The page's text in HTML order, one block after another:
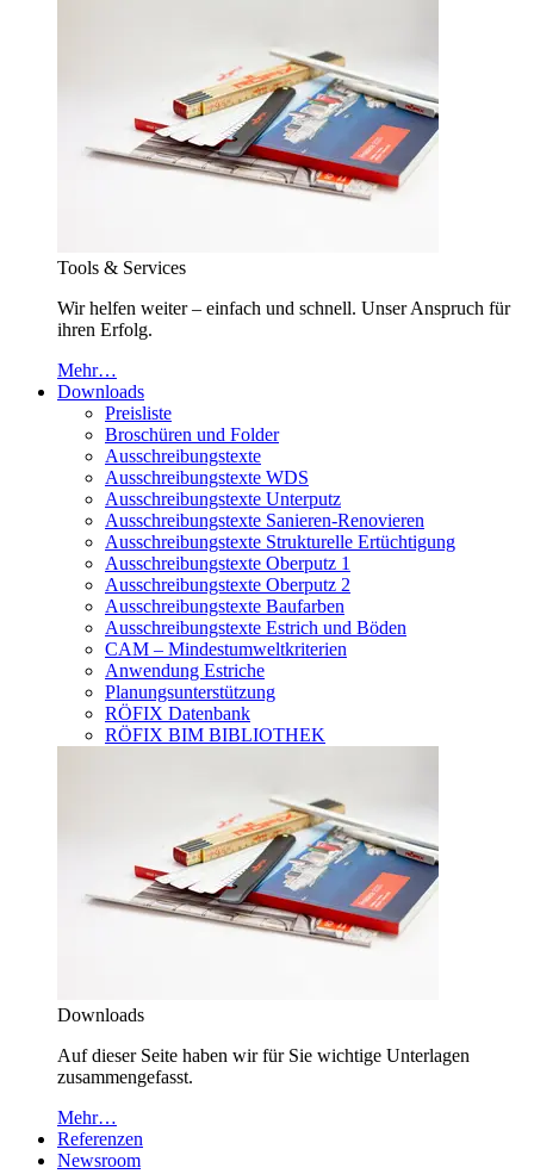
Tools & Services
Wir helfen weiter – einfach und schnell. Unser Anspruch für
ihren Erfolg.
Mehr…
Downloads
Preisliste
Broschüren und Folder
Ausschreibungstexte
Ausschreibungstexte WDS
Ausschreibungstexte Unterputz
Ausschreibungstexte Sanieren-Renovieren
Ausschreibungstexte Strukturelle Ertüchtigung
Ausschreibungstexte Oberputz 1
Ausschreibungstexte Oberputz 2
Ausschreibungstexte Baufarben
Ausschreibungstexte Estrich und Böden
CAM – Mindestumweltkriterien
Anwendung Estriche
Planungsunterstützung
RÖFIX Datenbank
RÖFIX BIM BIBLIOTHEK
Downloads
Auf dieser Seite haben wir für Sie wichtige Unterlagen
zusammengefasst.
Mehr…
Referenzen
Newsroom